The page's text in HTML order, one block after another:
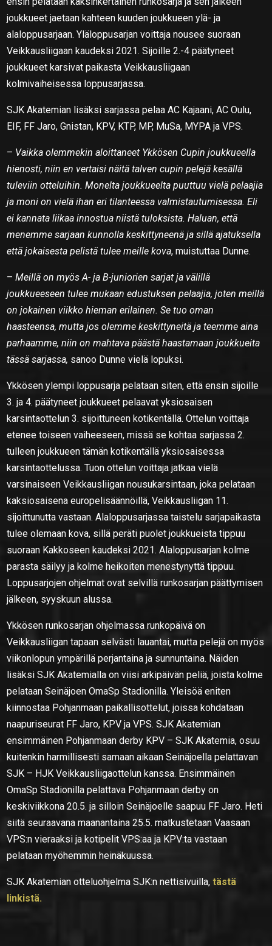
joukkueet jaetaan kahteen kuuden joukkueen ylä- ja
alaloppusarjaan. Yläloppusarjan voittaja nousee suoraan
Veikkausliigaan kaudeksi 2021. Sijoille 2.-4 päätyneet
joukkueet karsivat paikasta Veikkausliigaan
kolmivaiheisessa loppusarjassa.
SJK Akatemian lisäksi sarjassa pelaa AC Kajaani, AC Oulu,
EIF, FF Jaro, Gnistan, KPV, KTP, MP, MuSa, MYPA ja VPS.
– Vaikka olemmekin aloittaneet Ykkösen Cupin joukkueella
hienosti, niin en vertaisi näitä talven cupin pelejä kesällä
tuleviin otteluihin. Monelta joukkueelta puuttuu vielä pelaajia
ja moni on vielä ihan eri tilanteessa valmistautumisessa. Eli
ei kannata liikaa innostua niistä tuloksista. Haluan, että
menemme sarjaan kunnolla keskittyneenä ja sillä ajatuksella
että jokaisesta pelistä tulee meille kova, muistuttaa Dunne.
–Meillä on myös A- ja B-juniorien sarjat ja välillä
joukkueeseen tulee mukaan edustuksen pelaajia, joten meillä
on jokainen viikko hieman erilainen. Se tuo oman
haasteensa, mutta jos olemme keskittyneitä ja teemme aina
parhaamme, niin on mahtava päästä haastamaan joukkueita
tässä sarjassa, sanoo Dunne vielä lopuksi.
Ykkösen ylempi loppusarja pelataan siten, että ensin sijoille
3. ja 4. päätyneet joukkueet pelaavat yksiosaisen
karsintaottelun 3. sijoittuneen kotikentällä. Ottelun voittaja
etenee toiseen vaiheeseen, missä se kohtaa sarjassa 2.
tulleen joukkueen tämän kotikentällä yksiosaisessa
karsintaottelussa. Tuon ottelun voittaja jatkaa vielä
varsinaiseen Veikkausliigan nousukarsintaan, joka pelataan
kaksiosaisena europelisäännöillä, Veikkausliigan 11.
sijoittunutta vastaan. Alaloppusarjassa taistelu sarjapaikasta
tulee olemaan kova, sillä peräti puolet joukkueista tippuu
suoraan Kakkoseen kaudeksi 2021. Alaloppusarjan kolme
parasta säilyy ja kolme heikoiten menestynyttä tippuu.
Loppusarjojen ohjelmat ovat selvillä runkosarjan päättymisen
jälkeen, syyskuun alussa.
Ykkösen runkosarjan ohjelmassa runkopäivä on
Veikkausliigan tapaan selvästi lauantai, mutta pelejä on myös
viikonlopun ympärillä perjantaina ja sunnuntaina. Näiden
lisäksi SJK Akatemialla on viisi arkipäivän peliä, joista kolme
pelataan Seinäjoen OmaSp Stadionilla. Yleisöä eniten
kiinnostaa Pohjanmaan paikallisottelut, joissa kohdataan
naapuriseurat FF Jaro, KPV ja VPS. SJK Akatemian
ensimmäinen Pohjanmaan derby KPV – SJK Akatemia, osuu
kuitenkin harmillisesti samaan aikaan Seinäjoella pelattavan
SJK – HJK Veikkausliigaottelun kanssa. Ensimmäinen
OmaSp Stadionilla pelattava Pohjanmaan derby on
keskiviikkona 20.5. ja silloin Seinäjoelle saapuu FF Jaro. Heti
siitä seuraavana maanantaina 25.5. matkustetaan Vaasaan
VPS:n vieraaksi ja kotipelit VPS:aa ja KPV:ta vastaan
pelataan myöhemmin heinäkuussa.
SJK Akatemian otteluohjelma SJK:n nettisivuilla,tästä
linkistä.